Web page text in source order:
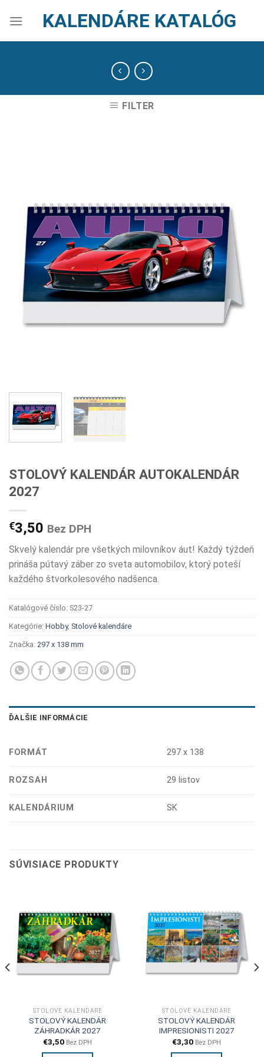
KALENDÁRE KATALÓG
FILTER
STOLOVÝ KALENDÁR AUTOKALENDÁR
2027
€3,50 Bez DPH
Skvelý kalendár pre všetkých milovníkov áut! Každý týždeň
prináša pútavý záber zo sveta automobilov, ktorý poteší
každého štvorkolesového nadšenca.
Katalógové číslo: S23-27
Kategórie: Hobby, Stolové kalendáre
Značka: 297 x 138 mm
ĎALŠIE INFORMÁCIE
FORMÁT 297 x 138
ROZSAH 29 listov
KALENDÁRIUM SK
SÚVISIACE PRODUKTY
STOLOVÉ KALENDÁRE
STOLOVÝ KALENDÁR
ZÁHRADKÁR 2027
€3,50 Bez DPH
STOLOVÉ KALENDÁRE
STOLOVÝ KALENDÁR
IMPRESIONISTI 2027
€3,30 Bez DPH